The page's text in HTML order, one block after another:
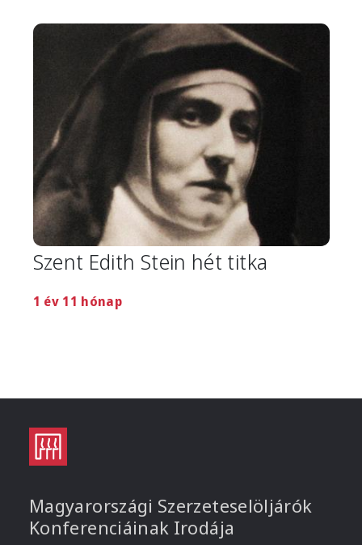
Image
Szent Edith Stein hét titka
1 év 11 hónap
Magyarországi Szerzeteselöljárók
Konferenciáinak Irodája